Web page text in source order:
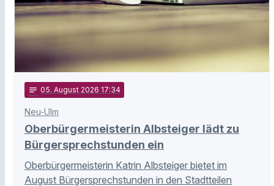
notes 05. August 2026 17:34
Neu-Ulm
Oberbürgermeisterin Albsteiger lädt zu
Bürgersprechstunden ein
Oberbürgermeisterin Katrin Albsteiger bietet im
August Bürgersprechstunden in den Stadtteilen